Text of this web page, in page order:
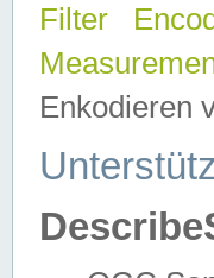
Filter
Enkodieren